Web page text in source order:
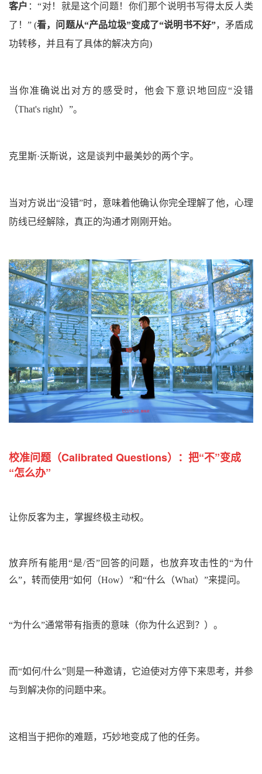
客户 ：“对！就是这个问题！你们那个说明书写得太反人类
了！”(看，问题从“产品垃圾”变成了“说明书不好”，矛盾成
功转移，并且有了具体的解决方向)
当你准确说出对方的感受时，他会下意识地回应“没错
（That's right） ”。
克里斯·沃斯说，这是谈判中最美妙的两个字。
当对方说出“没错”时，意味着他确认你完全理解了他，心理
防线已经解除，真正的沟通才刚刚开始。
校准问题（Calibrated Questions）： 把“不”变成
“怎么办”
让你反客为主，掌握终极主动权。
放弃所有能用“是/否”回答的问题，也放弃攻击性的“为什
么”，转而使用“如何 （How） ”和“什么 （What） ”来提问。
“为什么”通常带有指责的意味 （你为什么迟到？） 。
而“如何/什么”则是一种邀请，它迫使对方停下来思考，并参
与到解决你的问题中来。
这相当于把你的难题，巧妙地变成了他的任务。